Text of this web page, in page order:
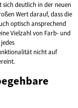
sich deutlich in der neuen
Wert darauf, dass die
optisch ansprechend
Vielzahl von Farb- und
nicht auf